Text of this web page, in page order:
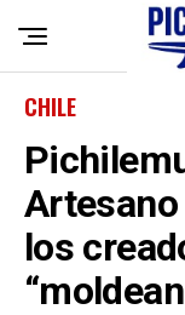
CHILE
los